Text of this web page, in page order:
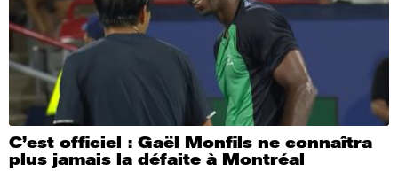
C’est officiel : Gaël Monfils ne connaîtra
plus jamais la défaite à Montréal